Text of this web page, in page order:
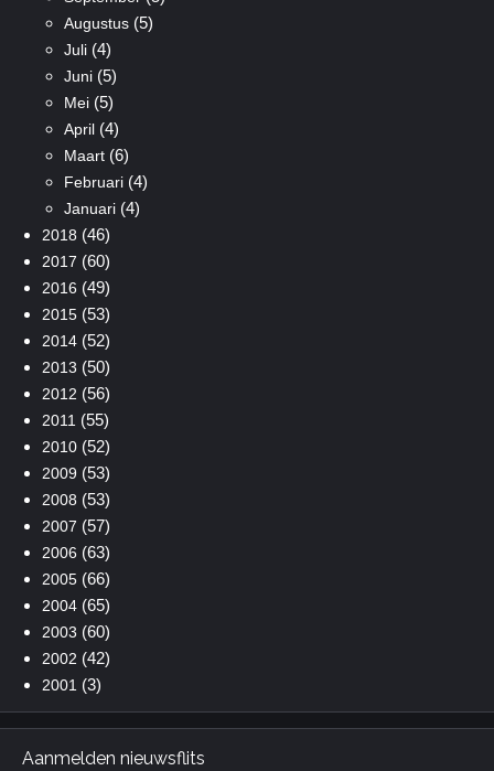
Augustus(5)
Juli(4)
Juni(5)
Mei(5)
April(4)
Maart(6)
Februari(4)
Januari(4)
2018 (46)
2017 (60)
2016 (49)
2015(53)
2014(52)
2013 (50)
2012 (56)
2011 (55)
2010(52)
2009 (53)
2008 (53)
2007 (57)
2006 (63)
2005(66)
2004(65)
2003 (60)
2002 (42)
2001 (3)
Aanmelden nieuwsflits